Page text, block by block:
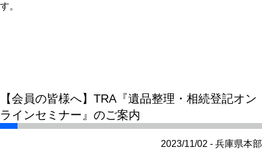
す。
【会員の皆様へ】TRA『遺品整理・相続登記オン
ラインセミナー』のご案内
2023/11/02 - 兵庫県本部